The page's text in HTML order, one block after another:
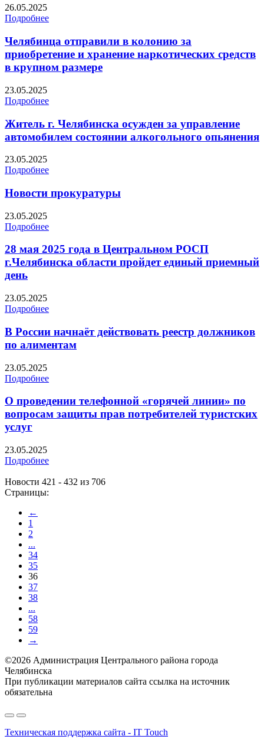
26.05.2025
Подробнее
Челябинца отправили в колонию за
приобретение и хранение наркотических средств
в крупном размере
23.05.2025
Подробнее
Житель г. Челябинска осужден за управление
автомобилем состоянии алкогольного опьянения
23.05.2025
Подробнее
Новости прокуратуры
23.05.2025
Подробнее
28 мая 2025 года в Центральном РОСП
г.Челябинска области пройдет единый приемный
день
23.05.2025
Подробнее
В России начнаёт действовать реестр должников
по алиментам
23.05.2025
Подробнее
О проведении телефонной «горячей линии» по
вопросам защиты прав потребителей туристских
услуг
23.05.2025
Подробнее
Новости 421 - 432 из 706
Страницы:
←
1
2
...
34
35
36
37
38
...
58
59
→
©2026 Администрация Центрального района города
Челябинска
При публикации материалов сайта ссылка на источник
обязательна
Техническая поддержка сайта - IT Touch